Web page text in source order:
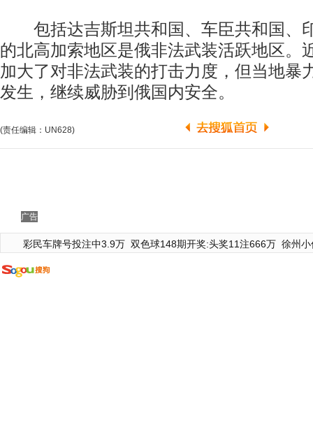
包括达吉斯坦共和国、车臣共和国、
的北高加索地区是俄非法武装活跃地区。
加大了对非法武装的打击力度，但当地暴
发生，继续威胁到俄国内安全。
(责任编辑：UN628)
广告
彩民车牌号投注中3.9万 双色球148期开奖:头奖11注666万 徐州